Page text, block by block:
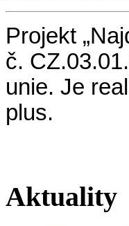
Projekt
č.
unie. Je
plus.
Aktuality